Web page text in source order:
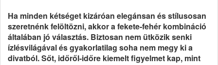
Ha minden kétséget kizáróan elegánsan és stílusosan
szeretnénk felöltözni, akkor a fekete-fehér kombináció
általában jó választás. Biztosan nem ütközik senki
ízlésvilágával és gyakorlatilag soha nem megy ki a
divatból. Sőt, időről-időre kiemelt figyelmet kap, mint